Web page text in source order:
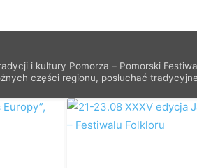
i kultury Pomorza – Pomorski
części regionu, posłuchać